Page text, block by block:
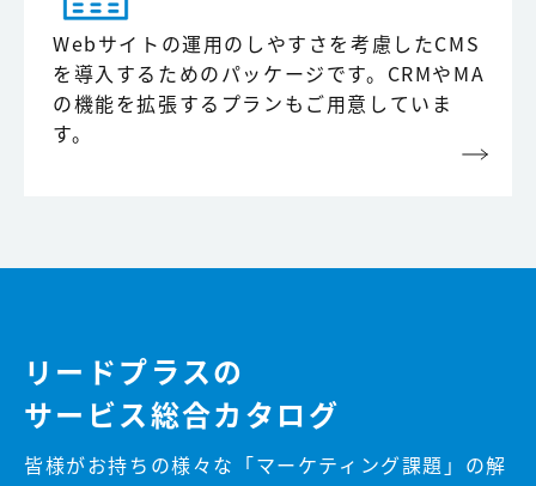
Webサイトの運用のしやすさを考慮したCMS
を導入するためのパッケージです。CRMやMA
の機能を拡張するプランもご用意していま
す。
リードプラスの
サービス総合カタログ
皆様がお持ちの様々な「マーケティング課題」の解